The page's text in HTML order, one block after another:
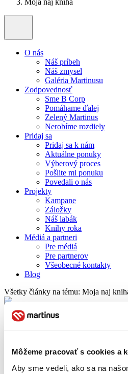
Môžeme pracovať s cookies a
Aby sme vedeli, ako sa na
Moja naj kniha
O nás
Náš príbeh
Náš zmysel
Galéria Martinusu
Zodpovednosť
Sme B Corp
Pomáhame ďalej
Zelený Martinus
Nerobíme rozdiely
Pridaj sa
Pridaj sa k nám
Aktuálne ponuky
Výberový proces
Pošlite mi ponuku
Povedali o nás
Projekty
Kampane
Záložky
Náš labák
Knihy roka
Médiá a partneri
Pre médiá
Pre partnerov
Všeobecné kontakty
Blog
Všetky články na tému: Moja naj
Víťazom ankety Moja NAJ kniha sa
6. novembra 2010
celý článok